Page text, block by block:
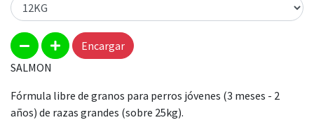
Encargar
SALMON
Fórmula libre de granos para perros jóvenes (3 meses - 2
años) de razas grandes (sobre 25kg).